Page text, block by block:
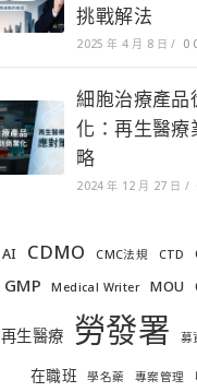
挑戰解法
2025 年 4 月 8 日 / 0
細胞治療產品
化：再生醫療
略
2024 年 12 月 27 日 /
AI CDMO CMC法規 CTD
GMP Medical Writer MOU
再生醫療 勞發署 募
在職班 學名藥 專案管理